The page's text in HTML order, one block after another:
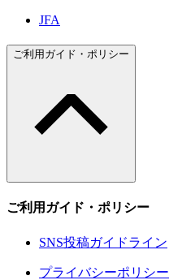
JFA
ご利用ガイド・ポリシー
ご利用ガイド・ポリシー
SNS投稿ガイドライン
プライバシーポリシー